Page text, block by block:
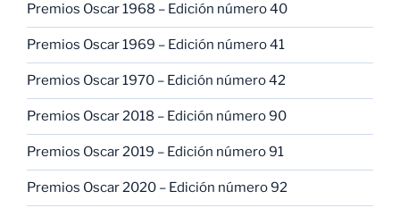
Premios Oscar 1968 – Edición número 40
Premios Oscar 1969 – Edición número 41
Premios Oscar 1970 – Edición número 42
Premios Oscar 2018 – Edición número 90
Premios Oscar 2019 – Edición número 91
Premios Oscar 2020 – Edición número 92